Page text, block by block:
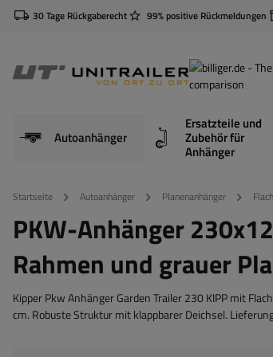
30 Tage Rückgaberecht 99% positive Rückmeldungen
Autoanhänger
Ersatzteile und
Zubehör für
Anhänger
Startseite Autoanhänger Planenanhänger
PKW-Anhänger
Rahmen und grauer
Kipper Pkw Anhänger Garden Trailer 230 KIPP mit
cm. Robuste Struktur mit klappbarer Deichsel.